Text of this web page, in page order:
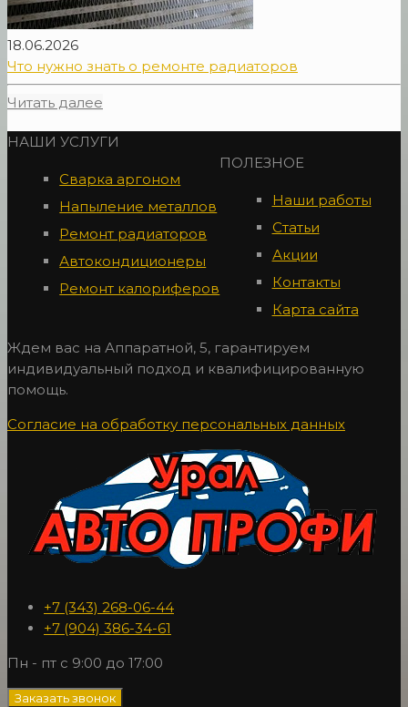
18.06.2026
Что нужно знать о ремонте радиаторов
Читать далее
НАШИ УСЛУГИ
Сварка аргоном
Напыление металлов
Ремонт радиаторов
Автокондиционеры
Ремонт калориферов
ПОЛЕЗНОЕ
Наши работы
Статьи
Акции
Контакты
Карта сайта
Ждем вас на Аппаратной, 5, гарантируем
индивидуальный подход и квалифицированную
помощь.
Согласие на обработку персональных данных
+7 (343) 268-06-44
+7 (904) 386-34-61
Пн - пт с 9:00 до 17:00
Заказать звонок